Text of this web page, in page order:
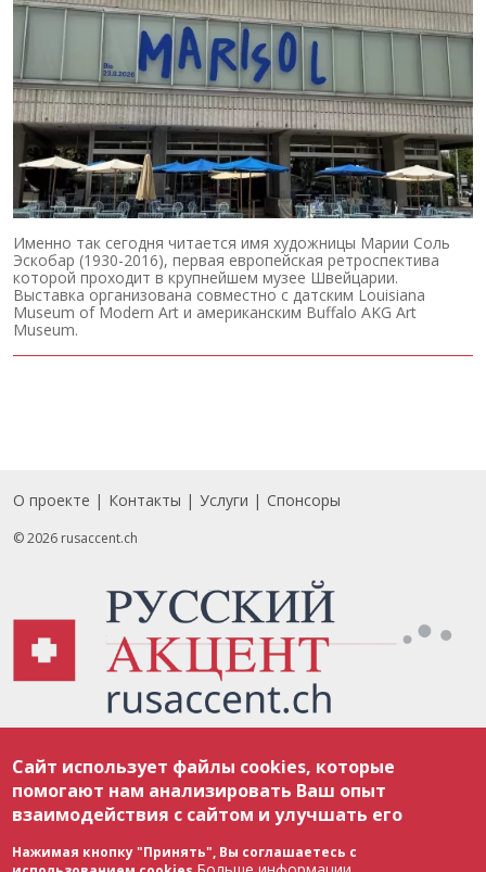
Именно так сегодня читается имя художницы Марии Соль
Эскобар (1930-2016), первая европейская ретроспектива
которой проходит в крупнейшем музее Швейцарии.
Выставка организована совместно с датским Louisiana
Museum of Modern Art и американским Buffalo AKG Art
Museum.
Footer
О проекте Контакты Услуги Спонсоры
© 2026 rusaccent.ch
соответствии с законодательством Швейцарии об авторском праве и
международными соглашениями. Полное или частичное использование
материалов возможно только с разрешения редакции. В случае полного
или частичного воспроизведения материалов сайта rusaccent.ch,
ОБЯЗАТЕЛЬНА АКТИВНАЯ ГИПЕРССЫЛКА на конкретный заимствованный
текст. Фотоизображения, размещенные редакцией rusaccent.ch, являются
ее исключительной собственностью. Полное или частичное
Сайт использует файлы cookies, которые
помогают нам анализировать Ваш опыт
взаимодействия с сайтом и улучшать его
Нажимая кнопку "Принять", Вы соглашаетесь с